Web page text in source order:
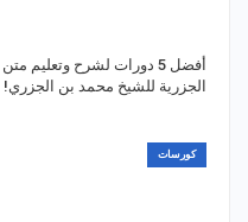
أفضل 5 دورات لشرح وتعليم متن
الجزرية للشيخ محمد بن الجزري!
كورسات